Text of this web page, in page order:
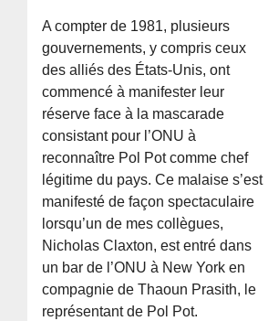
A compter de 1981, plusieurs
gouvernements, y compris ceux
des alliés des États-Unis, ont
commencé à manifester leur
réserve face à la mascarade
consistant pour l’ONU à
reconnaître Pol Pot comme chef
légitime du pays. Ce malaise s’est
manifesté de façon spectaculaire
lorsqu’un de mes collègues,
Nicholas Claxton, est entré dans
un bar de l’ONU à New York en
compagnie de Thaoun Prasith, le
représentant de Pol Pot.